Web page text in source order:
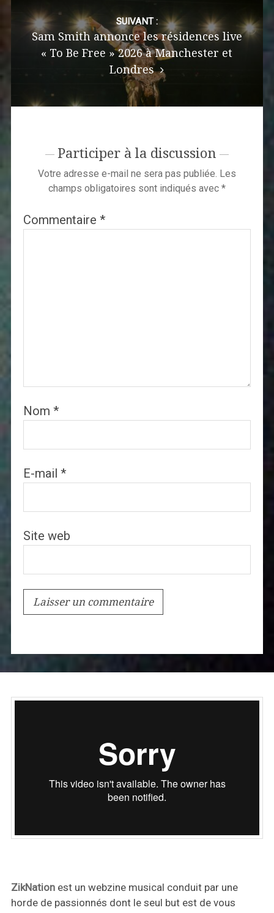
SUIVANT :
Sam Smith annonce les résidences live
« To Be Free » 2026 à Manchester et
Londres
Participer à la discussion
Votre adresse e-mail ne sera pas publiée. Les
champs obligatoires sont indiqués avec *
Commentaire *
Nom *
E-mail *
Site web
ZikNationest un webzine musical conduit par une
horde de passionnés dont le seul but est de vous